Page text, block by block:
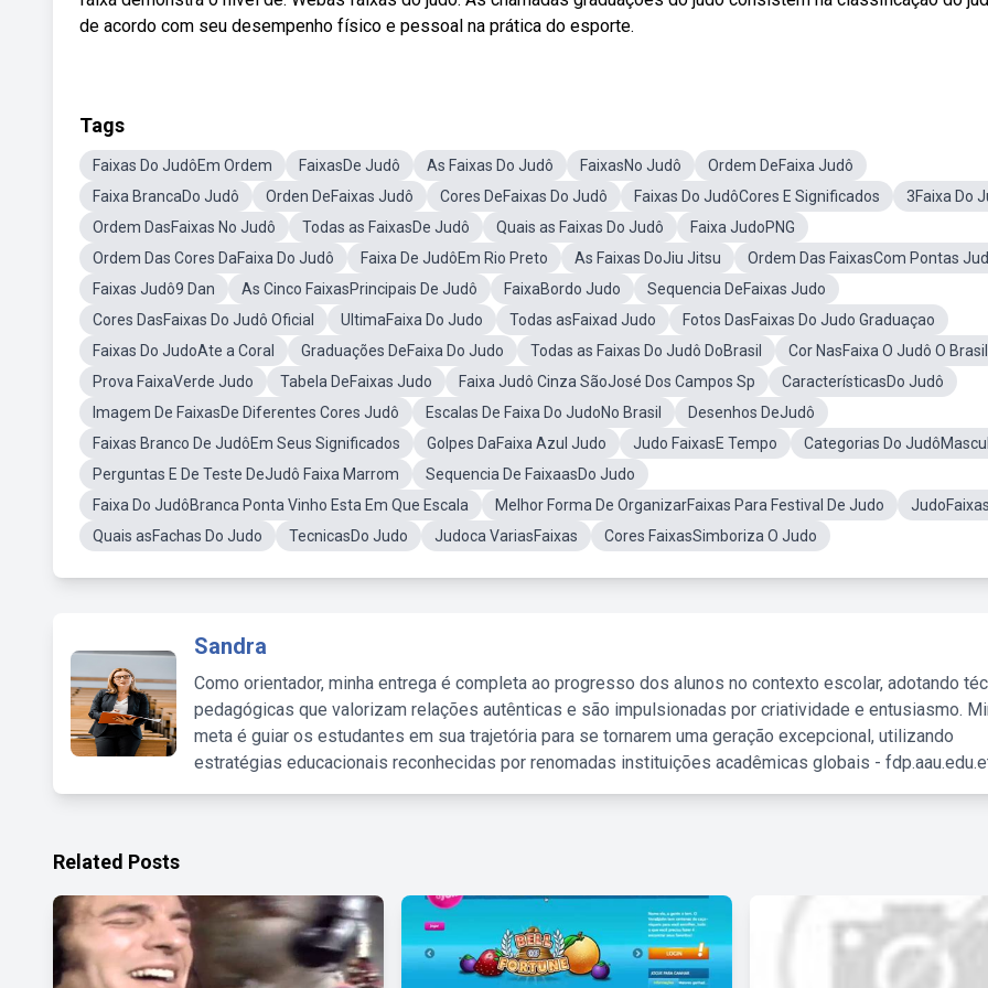
de acordo com seu desempenho físico e pessoal na prática do esporte.
Tags
Faixas Do JudôEm Ordem FaixasDe Judô As Faixas Do Judô FaixasNo Judô
Ordem DeFaixa Judô
Faixa BrancaDo Judô
Orden DeFaixas Judô Cores DeFaixas Do Judô Faixas Do JudôCores E Significados
3Faixa Do
Ordem DasFaixas No Judô
Todas as FaixasDe Judô Quais as Faixas Do Judô
Faixa JudoPNG
Ordem Das Cores DaFaixa Do Judô
Faixa De JudôEm Rio Preto As Faixas DoJiu Jitsu
Ordem Das FaixasCom Pontas
Faixas Judô9 Dan
As Cinco FaixasPrincipais De Judô FaixaBordo Judo
Sequencia DeFaixas Judo
Cores DasFaixas Do Judô Oficial
UltimaFaixa Do Judo Todas asFaixad Judo
Fotos DasFaixas Do Judo Graduaçao
Faixas Do JudoAte a Coral
Graduações DeFaixa Do Judo Todas as Faixas Do Judô DoBrasil
Cor NasFaixa O Judô O Brasil
Prova FaixaVerde Judo
Tabela DeFaixas Judo Faixa Judô Cinza SãoJosé Dos Campos Sp
CaracterísticasDo Judô
Imagem De FaixasDe Diferentes Cores Judô
Escalas De Faixa Do JudoNo Brasil
Desenhos DeJudô
Faixas Branco De JudôEm Seus Significados
Golpes DaFaixa Azul Judo Judo FaixasE Tempo
Categorias Do
Perguntas E De Teste DeJudô Faixa Marrom
Sequencia De FaixaasDo Judo
Faixa Do JudôBranca Ponta Vinho Esta Em Que Escala
Melhor Forma De OrganizarFaixas Para Festival De Judo
Quais asFachas Do Judo
TecnicasDo Judo Judoca VariasFaixas Cores FaixasSimboriza O Judo
Sandra
Como orientador, minha entrega é completa ao progresso dos alunos no contexto escolar, adotando
pedagógicas que valorizam relações autênticas e são impulsionadas por criatividade e entusiasmo.
meta é guiar os estudantes em sua trajetória para se tornarem uma geração excepcional, utilizando
estratégias educacionais reconhecidas por renomadas instituições acadêmicas globais -
Related Posts